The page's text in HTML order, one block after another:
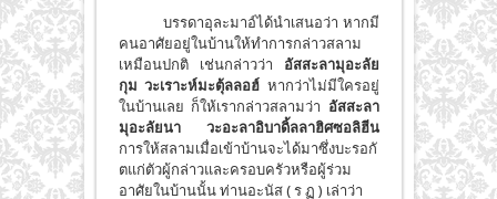
บรรดาอุละมาอ์ได้นำเสนอว่า หากมี
คนอาศัยอยู่ในบ้านให้ทำการกล่าวสลาม
เหมือนปกติ เช่นกล่าวว่า อัสสะลามุอะลัย
กุม วะเราะห์มะตุ้ลลอฮ์ หากว่าไม่มีใครอยู่
ในบ้านเลย ก็ให้เรากล่าวสลามว่า อัสสะลา
มุอะลัยนา วะอะลาอิบาดิ้ลลาฮิศซอลิฮีน
การให้สลามเมื่อเข้าบ้านจะได้มาซึ่งบะรอกั
ตแก่ตัวผู้กล่าวและครอบครัวหรือผู้ร่วม
อาศัยในบ้านนั้น ท่านอะนัส ( ร ฏ ) เล่าว่า